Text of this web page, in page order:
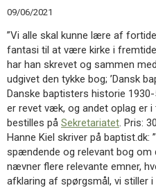
11.0:
Kalender
13.0:
Værktøjskassen
14.0:
Mission
15.0:
Om
BaptistKirken
16.0:
Kontakt
Næste
indlæg:
nærværende
09/06/2021
”Vi alle skal kunne lære af
fantasi til at være kirke i
har han skrevet og sammen
udgivet den tykke bog; ’Dansk
Danske baptisters historie
er revet væk, og andet oplag er i
bestilles på Sekretariatet. Pris:
Hanne Kiel skriver på baptist.dk:
spændende og relevant bog om
nævner flere relevante emner,
afklaring af spørgsmål, vi stiller